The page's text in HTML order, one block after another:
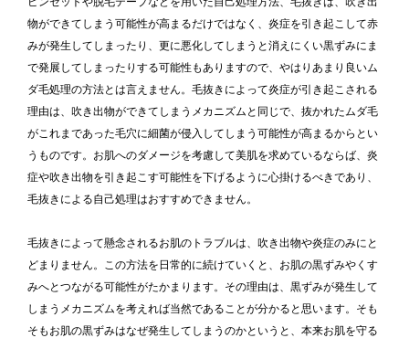
物ができてしまう可能性が高まるだけではなく、炎症を引き起こして赤
みが発生してしまったり、更に悪化してしまうと消えにくい黒ずみにま
で発展してしまったりする可能性もありますので、やはりあまり良いム
ダ毛処理の方法とは言えません。毛抜きによって炎症が引き起こされる
理由は、吹き出物ができてしまうメカニズムと同じで、抜かれたムダ毛
がこれまであった毛穴に細菌が侵入してしまう可能性が高まるからとい
うものです。お肌へのダメージを考慮して美肌を求めているならば、炎
症や吹き出物を引き起こす可能性を下げるように心掛けるべきであり、
毛抜きによる自己処理はおすすめできません。
毛抜きによって懸念されるお肌のトラブルは、吹き出物や炎症のみにと
どまりません。この方法を日常的に続けていくと、お肌の黒ずみやくす
みへとつながる可能性がたかまります。その理由は、黒ずみが発生して
しまうメカニズムを考えれば当然であることが分かると思います。そも
そもお肌の黒ずみはなぜ発生してしまうのかというと、本来お肌を守る